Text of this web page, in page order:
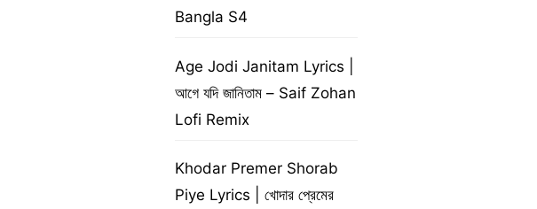
Bangla S4
Age Jodi Janitam Lyrics |
আগে যদি জানিতাম – Saif Zohan
Lofi Remix
Khodar Premer Shorab
Piye Lyrics | খোদার প্রেমের